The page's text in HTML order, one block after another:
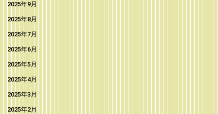
2025年9月
2025年8月
2025年7月
2025年6月
2025年5月
2025年4月
2025年3月
2025年2月